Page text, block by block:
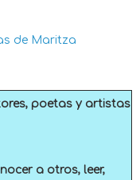
de Maritza
poetas y artistas
a otros, leer,